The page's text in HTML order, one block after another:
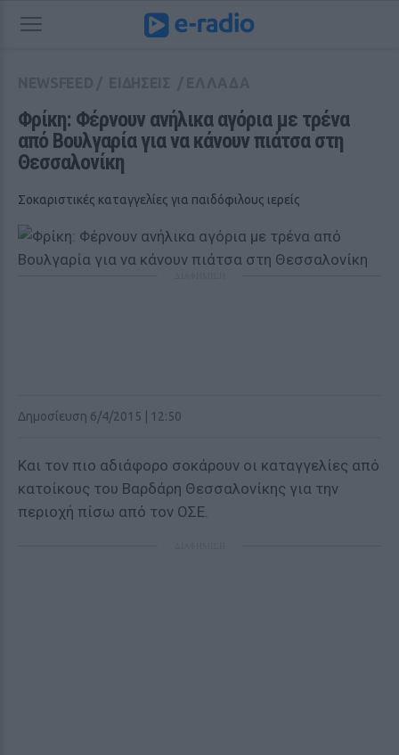
Φρίκη: Φέρνουν ανήλικα αγόρια με τρένα
από Βουλγαρία για να κάνουν πιάτσα στη
Θεσσαλονίκη
Σοκαριστικές καταγγελίες για παιδόφιλους ιερείς
Δημοσίευση 6/4/2015 | 12:50
Και τον πιο αδιάφορο σοκάρουν οι καταγγελίες από
κατοίκους του Βαρδάρη Θεσσαλονίκης για την
περιοχή πίσω από τον ΟΣΕ.